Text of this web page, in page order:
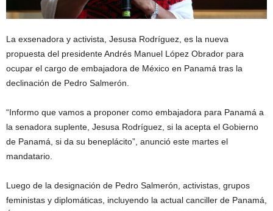
La exsenadora y activista, Jesusa Rodríguez, es la nueva
propuesta del presidente Andrés Manuel López Obrador para
ocupar el cargo de embajadora de México en Panamá tras la
declinación de Pedro Salmerón.
“Informo que vamos a proponer como embajadora para Panamá a
la senadora suplente, Jesusa Rodríguez, si la acepta el Gobierno
de Panamá, si da su beneplácito”, anunció este martes el
mandatario.
Luego de la designación de Pedro Salmerón, activistas, grupos
feministas y diplomáticas, incluyendo la actual canciller de Panamá,